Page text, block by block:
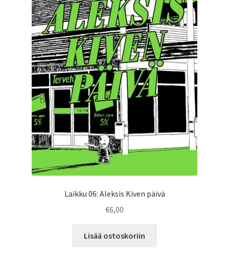
Laikku 06: Aleksis Kiven päivä
€6,00
Lisää ostoskoriin